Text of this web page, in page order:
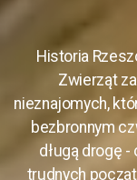
Historia
Zwierząt
nieznajomych,
bezbronnym
długą drogę
trudnych